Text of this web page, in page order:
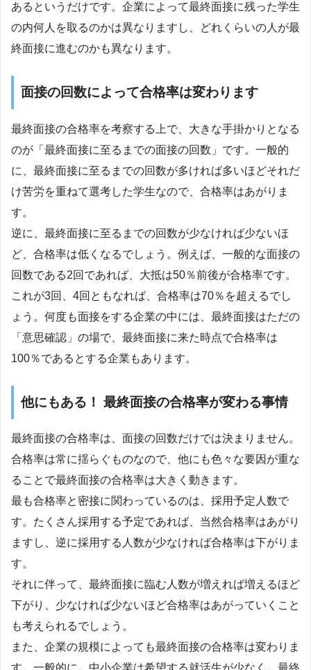
あるというだけです。企業によって最終面接に残った学生
の内何人を取るのかは異なりますし、どれくらいの人が最
終面接に進むのかも異なります。
面接の回数によって合格率は変わります
最終面接の合格率を考察する上で、大きな手掛かりとなる
のが「最終面接に至るまでの面接の回数」です。一般的
に、最終面接に至るまでの回数が多ければ多いほどそれだ
け苦労を重ねて選考した学生なので、合格率はあがりま
す。
逆に、最終面接に至るまでの回数が少なければ少ないほ
ど、合格率は低くなるでしょう。例えば、一般的な面接の
回数である2回であれば、大抵は50％前後が合格率です。
これが3回、4回ともなれば、合格率は70％を超えるでし
ょう。何度も面接をする企業の中には、最終面接はただの
「意思確認」の場で、最終面接に来た時点で合格率は
100％であるとする企業もあります。
他にもある！ 最終面接の合格率が変わる事情
最終面接の合格率は、面接の回数だけでは決まりません。
合格率は常に揺らぐものなので、他にも色々な要因が重な
ることで最終面接の合格率は大きく動きます。
最も合格率と密接に関わっているのは、採用予定人数で
す。たくさん採用する予定であれば、当然合格率はあがり
ますし、逆に採用する人数が少なければ合格率は下がりま
す。
それに伴って、最終面接に臨む人数が増えれば増えるほど
下がり、少なければ少ないほど合格率はあがっていくこと
も考えられるでしょう。
また、企業の規模によっても最終面接の合格率は変わりま